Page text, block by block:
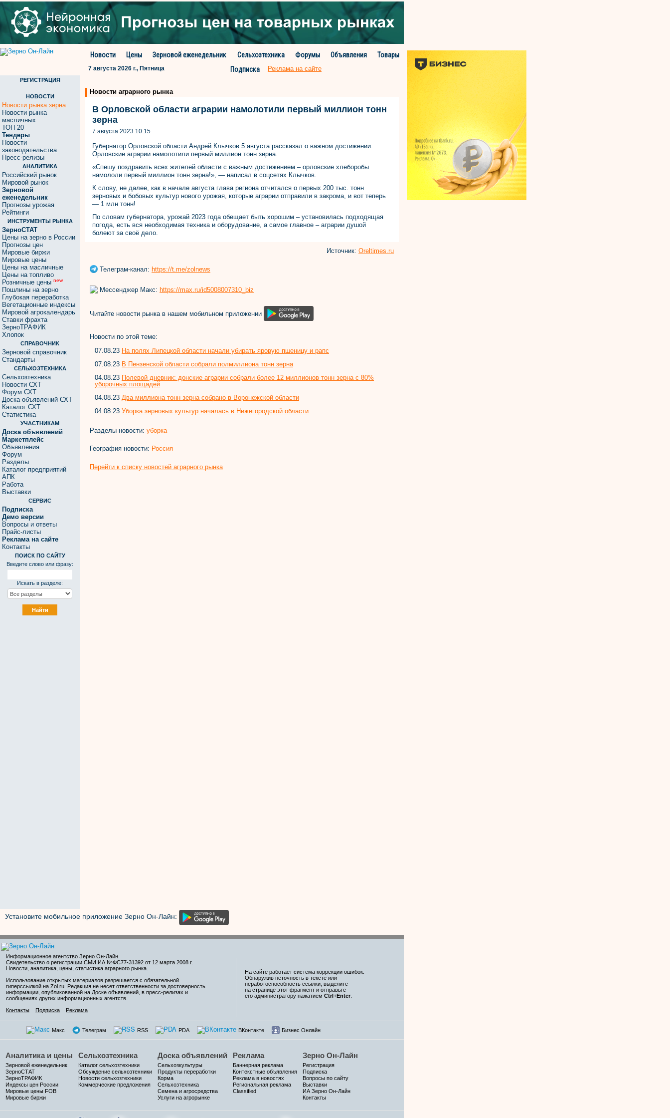
Новости Цены Зерновой еженедельник Сельхозтехника Форумы Объявления
Товары
Подписка
7 августа 2026 г., Пятница Реклама на сайте
РЕГИСТРАЦИЯ
НОВОСТИ
Новости рынка зерна
Новости рынка
масличных
ТОП 20
Тендеры
Новости
законодательства
Пресс-релизы
АНАЛИТИКА
Российский рынок
Мировой рынок
Зерновой
еженедельник
Прогнозы урожая
Рейтинги
ИНСТРУМЕНТЫ РЫНКА
ЗерноСТАТ
Цены на зерно в России
Прогнозы цен
Мировые биржи
Мировые цены
Цены на масличные
Цены на топливо
Розничные цены new
Пошлины на зерно
Глубокая переработка
Вегетационные индексы
Мировой агрокалендарь
Ставки фрахта
ЗерноТРАФИК
Хлопок
СПРАВОЧНИК
Зерновой справочник
Стандарты
СЕЛЬХОЗТЕХНИКА
Сельхозтехника
Новости СХТ
Форум СХТ
Доска объявлений СХТ
Каталог СХТ
Статистика
УЧАСТНИКАМ
Доска объявлений
Маркетплейс
Объявления
Форум
Разделы
Каталог предприятий
АПК
Работа
Выставки
СЕРВИС
Подписка
Демо версии
Вопросы и ответы
Прайс-листы
Реклама на сайте
Контакты
ПОИСК ПО САЙТУ
Введите слово или фразу:
Искать в разделе:
Новости аграрного рынка
В Орловской области аграрии намолотили первый миллион тонн
зерна
7 августа 2023 10:15
Губернатор Орловской области Андрей Клычков 5 августа рассказал о важном достижении.
Орловские аграрии намолотили первый миллион тонн зерна.
«Спешу поздравить всех жителей области с важным достижением – орловские хлеборобы
намололи первый миллион тонн зерна!», — написал в соцсетях Клычков.
К слову, не далее, как в начале августа глава региона отчитался о первых 200 тыс. тонн
зерновых и бобовых культур нового урожая, которые аграрии отправили в закрома, и вот теперь
— 1 млн тонн!
По словам губернатора, урожай 2023 года обещает быть хорошим – установилась подходящая
погода, есть вся необходимая техника и оборудование, а самое главное – аграрии душой
болеют за своё дело.
Источник: Oreltimes.ru
Телеграм-канал: https://t.me/zolnews
Мессенджер Макс: https://max.ru/id5008007310_biz
Читайте новости рынка в нашем мобильном приложении
Новости по этой теме:
07.08.23 На полях Липецкой области начали убирать яровую пшеницу и рапс
07.08.23 В Пензенской области собрали полмиллиона тонн зерна
04.08.23 Полевой дневник: донские аграрии собрали более 12 миллионов тонн зерна с 80%
уборочных площадей
04.08.23 Два миллиона тонн зерна собрано в Воронежской области
04.08.23 Уборка зерновых культур началась в Нижегородской области
Разделы новости: уборка
География новости: Россия
Перейти к списку новостей аграрного рынка
Установите мобильное приложение Зерно Он-Лайн:
Информационное агентство Зерно Он-Лайн
Свидетельство о регистрации СМИ ИА №ФС77-31392 от 12 марта 2008 г.
Новости, аналитика, цены, статистика аграрного рынка.
Использование открытых материалов разрешается с обязательной
гиперссылкой на Zol.ru. Редакция не несет ответственности за достоверность
информации, опубликованной на Доске объявлений, в пресс-релизах и
сообщениях других информационных агентств.
Контакты
Подписка Реклама
На сайте работает система коррекции ошибок.
Обнаружив неточность в тексте или
неработоспособность ссылки, выделите
на странице этот фрагмент и отправьте
его администратору нажатием Ctrl+Enter
Макс Телеграм RSS PDA ВКонтакте Бизнес Онлайн
Аналитика и цены
Зерновой еженедельник
ЗерноСТАТ
ЗерноТРАФИК
Индексы цен России
Мировые цены FOB
Мировые биржи
Сельхозтехника
Каталог сельхозтехники
Обсуждение сельхозтехники
Новости сельхозтехники
Коммерческие предложения
Доска объявлений
Сельхозкультуры
Продукты переработки
Корма
Сельхозтехника
Семена и агросредства
Услуги на агрорынке
Реклама
Баннерная реклама
Контекстные объявления
Реклама в новостях
Региональная реклама
Classified
Зерно Он-Лайн
Регистрация
Подписка
Вопросы по сайту
Выставки
ИА Зерно Он-Лайн
Контакты